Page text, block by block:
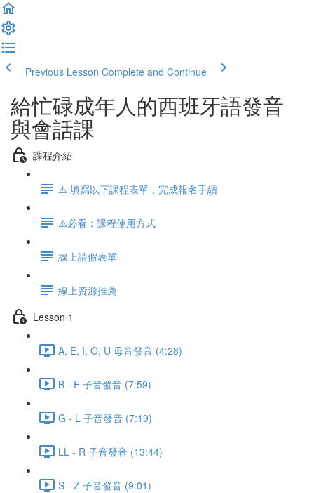
Previous Lesson Complete and Continue
給忙碌成年人的西班牙語發音
與會話課
課程介紹
⚠️ 填寫以下課程表單，完成報名手續
⚠️必看：課程使用方式
線上請假表單
線上資源推薦
Lesson 1
A, E, I, O, U 母音發音 (4:28)
B - F 子音發音 (7:59)
G - L 子音發音 (7:19)
LL - R 子音發音 (13:44)
S - Z 子音發音 (9:01)